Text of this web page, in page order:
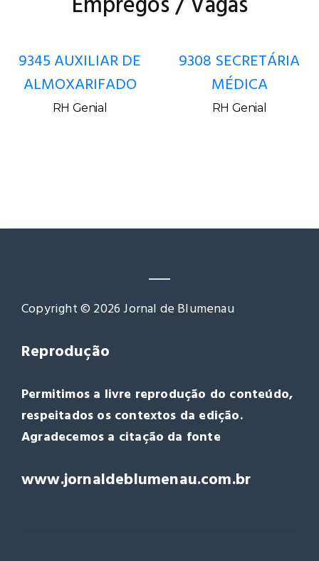
9345 AUXILIAR DE
ALMOXARIFADO
RH Genial
9308 SECRETÁRIA
MÉDICA
RH Genial
Copyright © 2026 Jornal de Blumenau
Reprodução
Permitimos a livre reprodução do conteúdo,
respeitados os contextos da edição.
Agradecemos a citação da fonte
www.jornaldeblumenau.com.br